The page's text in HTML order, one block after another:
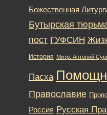
Божественная
Бутырская
пост ГУФСИН
История Митр. Антоний
Пасха
Православие
Россия Русская